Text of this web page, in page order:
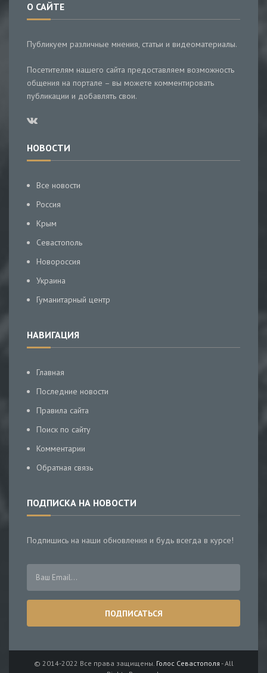
О САЙТЕ
Публикуем различные мнения, статьи и видеоматериалы.
Посетителям нашего сайта предоставляем возможность
общения на портале – вы можете комментировать
публикации и добавлять свои.
НОВОСТИ
Все новости
Россия
Крым
Севастополь
Новороссия
Украина
Гуманитарный центр
НАВИГАЦИЯ
Главная
Последние новости
Правила сайта
Поиск по сайту
Комментарии
Обратная связь
ПОДПИСКА НА НОВОСТИ
Подпишись на наши обновления и будь всегда в курсе!
© 2014-2022 Все права защищены. Голос Севастополя - All